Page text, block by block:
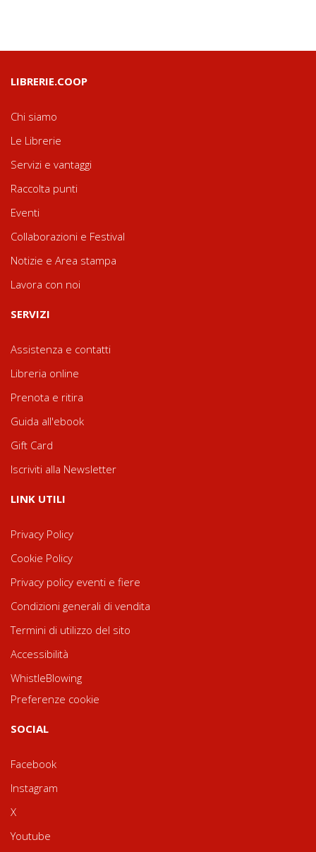
LIBRERIE.COOP
Chi siamo
Le Librerie
Servizi e vantaggi
Raccolta punti
Eventi
Collaborazioni e Festival
Notizie e Area stampa
Lavora con noi
SERVIZI
Assistenza e contatti
Libreria online
Prenota e ritira
Guida all'ebook
Gift Card
Iscriviti alla Newsletter
LINK UTILI
Privacy Policy
Cookie Policy
Privacy policy eventi e fiere
Condizioni generali di vendita
Termini di utilizzo del sito
Accessibilità
WhistleBlowing
Preferenze cookie
SOCIAL
Facebook
Instagram
X
Youtube